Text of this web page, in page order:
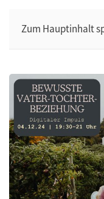
Zum Hauptinhalt